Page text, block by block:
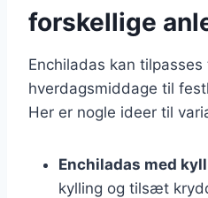
forskellige
Enchiladas kan
hverdagsmiddage til
Her er nogle ideer til
Enchiladas med
kylling og tilsæt